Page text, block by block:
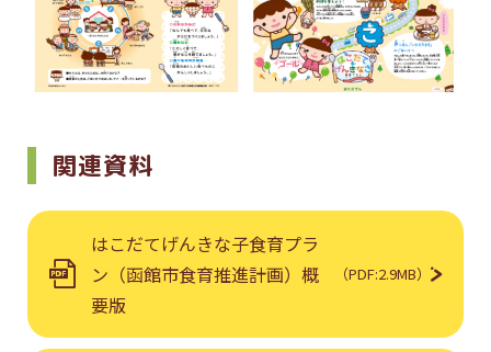
関連資料
はこだてげんきな子食育プラ
ン（函館市食育推進計画）概
要版
（PDF:2.9MB）